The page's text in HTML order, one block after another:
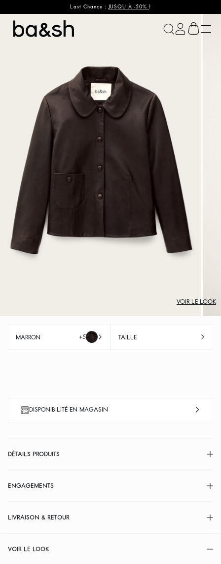
Last Chance :JUSQU'À -50% !
ba&sh
VOIR LE LOOK
MARRON +5 TAILLE
DISPONIBILITÉ EN MAGASIN
DÉTAILS PRODUITS
ENGAGEMENTS
LIVRAISON & RETOUR
VOIR LE LOOK